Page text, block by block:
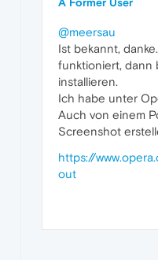
A Former User
@meersau
Ist bekannt,
funktioniert, dann
installieren.
Ich habe unter
Auch von einem
Screenshot
https://
out